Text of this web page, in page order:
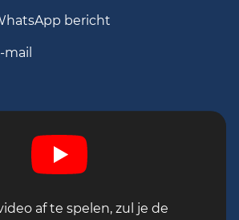
bericht
af te spelen, zul je de